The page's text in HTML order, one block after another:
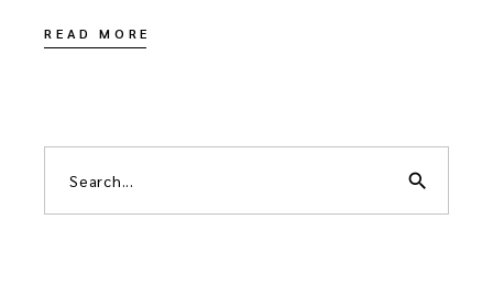
READ MORE
Search
search